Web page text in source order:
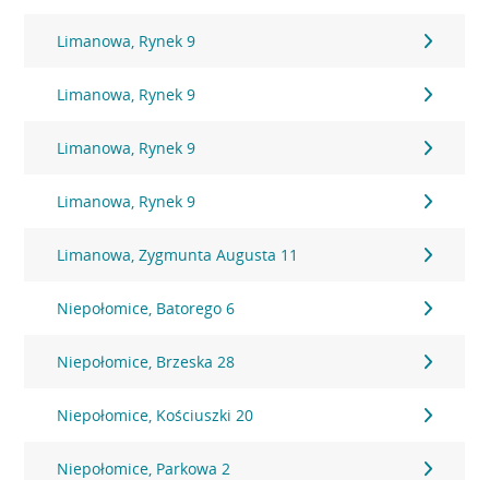
Limanowa, Rynek 9
Limanowa, Rynek 9
Limanowa, Rynek 9
Limanowa, Rynek 9
Limanowa, Zygmunta Augusta 11
Niepołomice, Batorego 6
Niepołomice, Brzeska 28
Niepołomice, Kościuszki 20
Niepołomice, Parkowa 2